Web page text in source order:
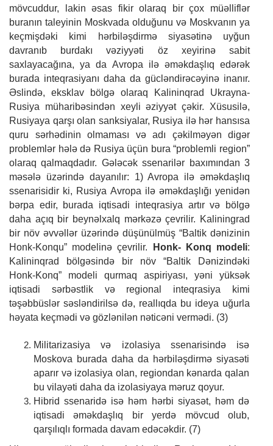
mövcuddur, lakin əsas fikir olaraq bir çox müəlliflər
buranın taleyinin Moskvada olduğunu və Moskvanın ya
keçmişdəki kimi hərbiləşdirmə siyasətinə uyğun
davranıb burdakı vəziyyəti öz xeyirinə sabit
saxlayacağına, ya da Avropa ilə əməkdaşlıq edərək
burada inteqrasiyanı daha da gücləndirəcəyinə inanır.
Əslində, eksklav bölgə olaraq Kalininqrad Ukrayna-
Rusiya müharibəsindən xeyli əziyyət çəkir. Xüsusilə,
Rusiyaya qarşı olan sanksiyalar, Rusiya ilə hər hansısa
quru sərhədinin olmaması və adı çəkilməyən digər
problemlər hələ də Rusiya üçün bura “problemli region”
olaraq qalmaqdadır. Gələcək ssenarilər baxımından 3
məsələ üzərində dayanılır: 1) Avropa ilə əməkdaşlıq
ssenarisidir ki, Rusiya Avropa ilə əməkdaşlığı yenidən
bərpa edir, burada iqtisadi inteqrasiya artır və bölgə
daha açıq bir beynəlxalq mərkəzə çevrilir. Kaliningrad
bir növ əvvəllər üzərində düşünülmüş “Baltik dənizinin
Honk-Konqu” modelinə çevrilir.
Honk- Konq modeli:
Kalininqrad bölgəsində bir növ “Baltik Dənizindəki
Honk-Konq” modeli qurmaq aspiriyası, yəni yüksək
iqtisadi sərbəstlik və regional inteqrasiya kimi
təşəbbüslər səsləndirilsə də, reallıqda bu ideya uğurla
həyata keçmədi və gözlənilən nəticəni vermədi. (3)
Militarizasiya və izolasiya ssenarisində isə
Moskova burada daha da hərbiləşdirmə siyasəti
aparır və izolasiya olan, regiondan kənarda qalan
bu vilayəti daha da izolasiyaya məruz qoyur.
Hibrid ssenaridə isə həm hərbi siyasət, həm də
iqtisadi əməkdaşlıq bir yerdə mövcud olub,
qarşılıqlı formada davam edəcəkdir. (7)